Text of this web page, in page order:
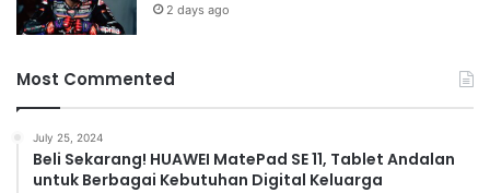
2 days ago
Most Commented
July 25, 2024
Beli Sekarang! HUAWEI MatePad SE 11, Tablet Andalan
untuk Berbagai Kebutuhan Digital Keluarga